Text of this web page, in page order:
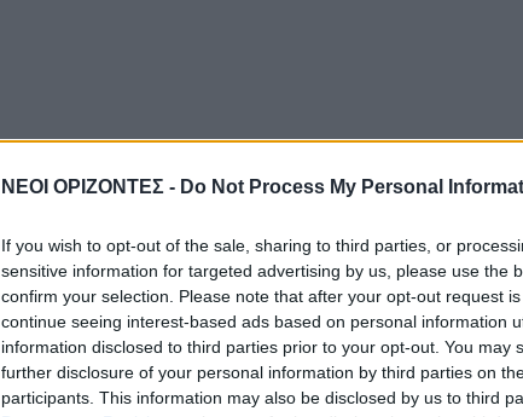
ΝΕΟΙ ΟΡΙΖΟΝΤΕΣ - Do Not Process My Personal
If you wish to opt-out of the sale, sharing to third parties, or
sensitive information for targeted advertising by us, please use the
confirm your selection. Please note that after your opt-out request
continue seeing interest-based ads based on personal information
information disclosed to third parties prior to your opt-out. You may
further disclosure of your personal information by third parties on
participants. This information may also be disclosed by us to third